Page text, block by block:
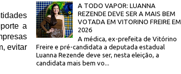
a
evitar
A TODO VAPOR: LUANNA
REZENDE DEVE SER A MAIS BEM
VOTADA EM VITORINO FREIRE EM
2026
A médica, ex-prefeita de Vitórino
Freire e pré-candidata a deputada estadual
Luanna Rezende deve ser, nesta eleição, a
candidata mais bem vo...